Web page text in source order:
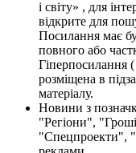
і світу» , для
відкрите для
Посилання має
повного або
Гіперпосилання
розміщена в
матеріалу.
Новини з
"Регіони",
"Спецпроекти",